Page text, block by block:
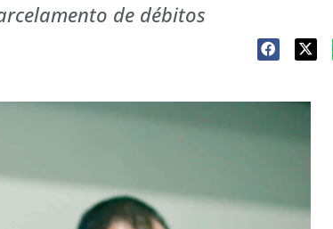
de débitos